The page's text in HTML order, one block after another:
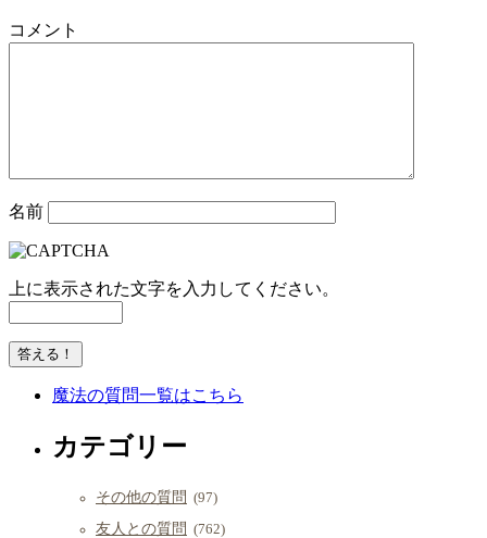
コメント
名前
上に表示された文字を入力してください。
魔法の質問一覧はこちら
カテゴリー
その他の質問 (97)
友人との質問 (762)